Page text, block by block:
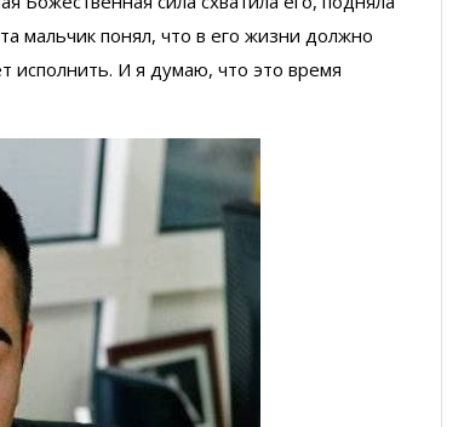
мальчик понял, что в его жизни должно
исполнить. И я думаю, что это время